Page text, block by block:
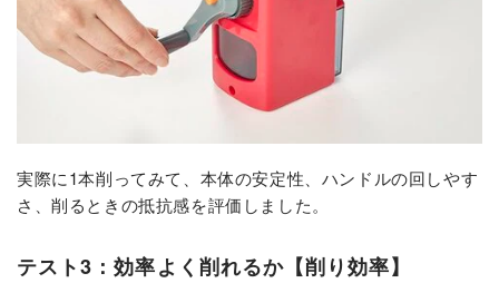
実際に1本削ってみて、本体の安定性、ハンドルの回しやす
さ、削るときの抵抗感を評価しました。
テスト3：効率よく削れるか【削り効率】